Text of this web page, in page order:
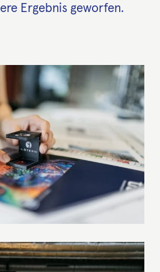
Ergebnis geworfen.